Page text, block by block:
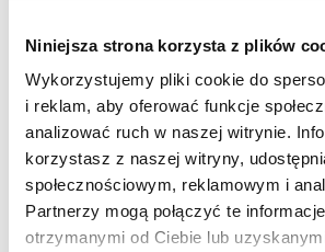
Niniejsza strona korzysta z plików
Wykorzystujemy pliki cookie do
i reklam, aby oferować funkcje
analizować ruch w naszej witrynie.
korzystasz z naszej witryny,
społecznościowym, reklamowym i
Partnerzy mogą połączyć te
otrzymanymi od Ciebie lub